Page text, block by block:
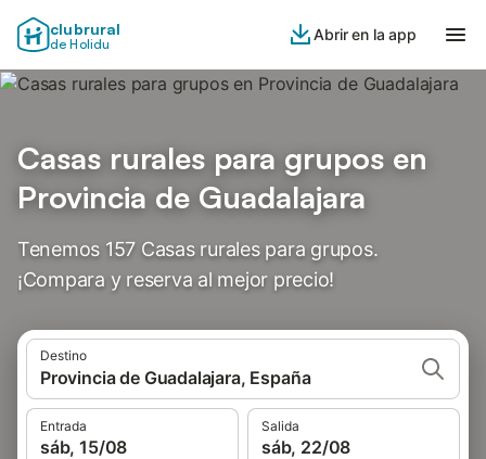
clubrural
de Holidu
Abrir en la app
Casas rurales para grupos en
Provincia de Guadalajara
Tenemos 157 Casas rurales para grupos.
¡Compara y reserva al mejor precio!
Destino
Provincia de Guadalajara, España
Entrada
sáb, 15/08
Salida
sáb, 22/08